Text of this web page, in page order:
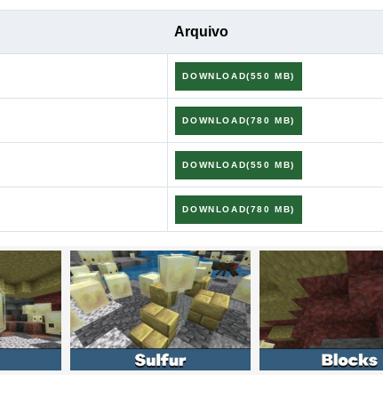
corretamente com os chunks pré-gerados vizinhos.
do balde, ativação de TNT por Redstone e knockback e
melhorados.
pode propelir Barcos e blocos em queda.
ao usar Vibrant Visuals com packs de recursos PBR.
Taiga e Redwood Taiga Mutated.
demora muito para entrar no multiplayer local.
Arquivo
DOWNLOAD(550 MB)
DOWNLOAD(780 MB)
DOWNLOAD(550 MB)
DOWNLOAD(780 MB)